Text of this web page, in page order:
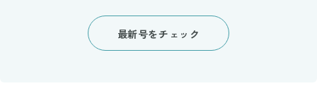
最新号をチェック